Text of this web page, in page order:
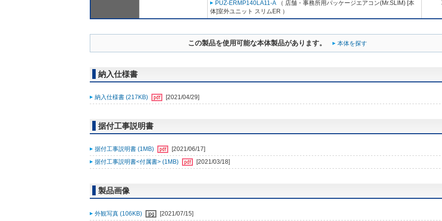
PUZ-ERMP140LA11-A （ 店舗・事務所用パッケージエアコン(Mr.SLIM) [本
体]室外ユニット スリムER ）
この製品を使用可能な本体製品があります。 本体を探す
納入仕様書
納入仕様書 (217KB) [2021/04/29]
据付工事説明書
据付工事説明書 (1MB)
[2021/06/17]
据付工事説明書<付属書> (1MB)
[2021/03/18]
製品画像
外観写真 (106KB) [2021/07/15]